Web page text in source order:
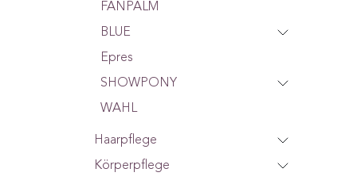
FANPALM
BLUE
Epres
SHOWPONY
WAHL
Haarpflege
Körperpflege